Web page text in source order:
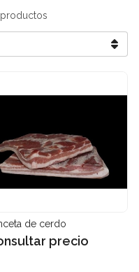
de cerdo
precio